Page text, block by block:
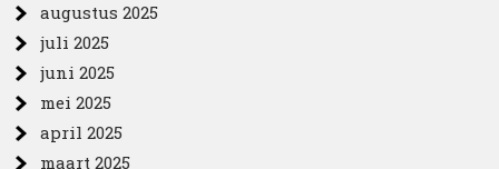
augustus 2025
juli 2025
juni 2025
mei 2025
april 2025
maart 2025